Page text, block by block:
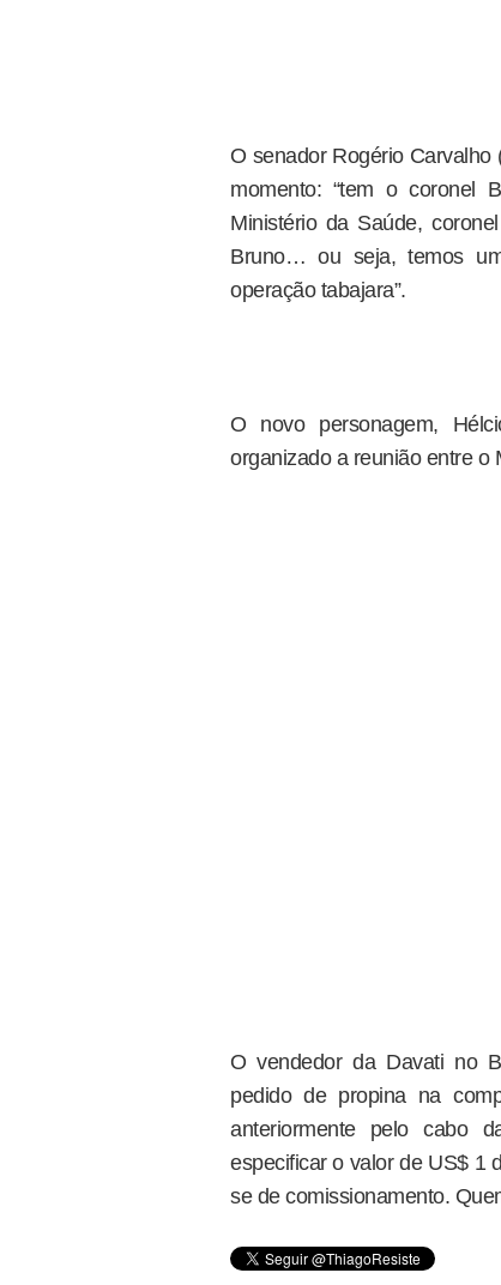
O senador Rogério
momento: “tem o coronel
Ministério da Saúde,
Bruno… ou seja, temos
operação tabajara”.
O novo personagem,
organizado a reunião entre o
O vendedor da Davati no
pedido de propina na
anteriormente pelo cabo
especificar o valor de US$ 1
se de comissionamento.